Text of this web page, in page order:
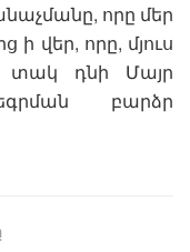
որը մեր
ի վեր, որը, մյուս
տակ դնի Մայր
բարձր